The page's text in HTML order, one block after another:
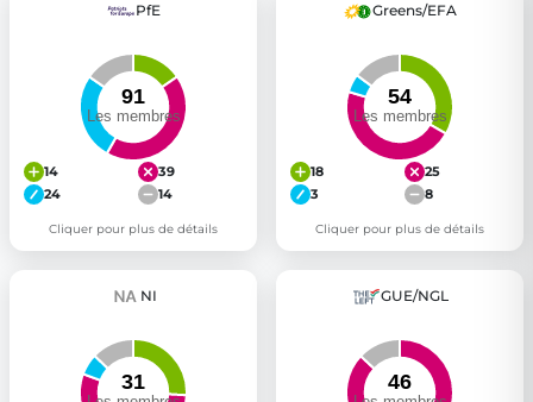
PfE
14
39
24
14
Cliquer pour plus de détails
Greens/EFA
18
25
3
8
Cliquer pour plus de détails
NI GUE/NGL